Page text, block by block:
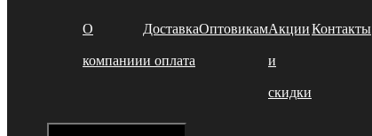
О
компании
Доставка
и оплата
ОптовикамАкции
и
скидки
Контакты